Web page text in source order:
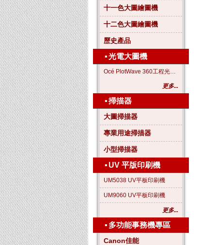
十一色大圖繪圖機
十二色大圖繪圖機
歷史產品
▪光電大圖機
Océ PlotWave 360工程光電大圖機
更多...
▪掃描器
大圖掃描器
專業用途掃描器
小型掃描器
▪ UV 平版印刷機
UM5038 UV平板印刷機
UM9060 UV平板印刷機
更多...
▪ 多功能事務機專區
Canon佳能